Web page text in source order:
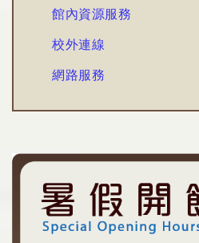
館內資源服務
校外連線
網路服務